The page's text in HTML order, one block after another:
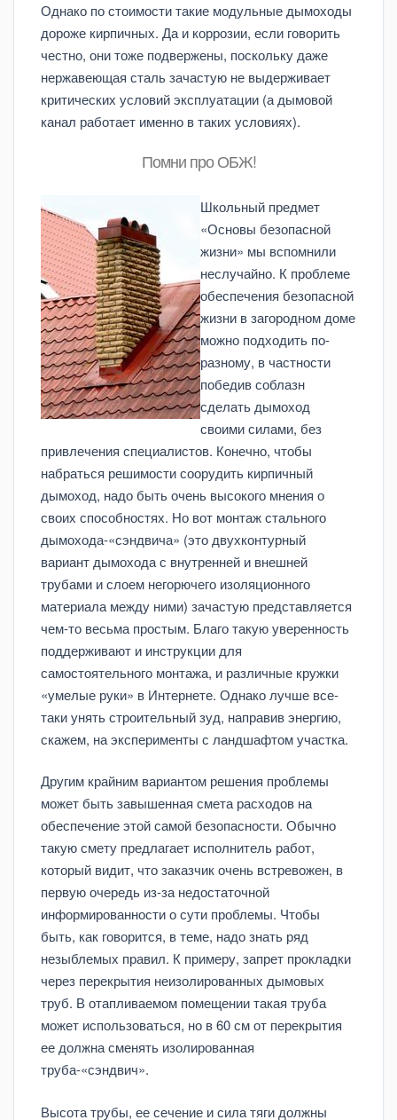
Однако по стоимости такие модульные дымоходы
дороже кирпичных. Да и коррозии, если говорить
честно, они тоже подвержены, поскольку даже
нержавеющая сталь зачастую не выдерживает
критических условий эксплуатации (а дымовой
канал работает именно в таких условиях).
Помни про ОБЖ!
Школьный предмет
«Основы безопасной
жизни» мы вспомнили
неслучайно. К проблеме
обеспечения безопасной
жизни в загородном доме
можно подходить по-
разному, в частности
победив соблазн
сделать дымоход
своими силами, без
привлечения специалистов. Конечно, чтобы
набраться решимости соорудить кирпичный
дымоход, надо быть очень высокого мнения о
своих способностях. Но вот монтаж стального
дымохода-«сэндвича» (это двухконтурный
вариант дымохода с внутренней и внешней
трубами и слоем негорючего изоляционного
материала между ними) зачастую представляется
чем-то весьма простым. Благо такую уверенность
поддерживают и инструкции для
самостоятельного монтажа, и различные кружки
«умелые руки» в Интернете. Однако лучше все-
таки унять строительный зуд, направив энергию,
скажем, на эксперименты с ландшафтом участка.
Другим крайним вариантом решения проблемы
может быть завышенная смета расходов на
обеспечение этой самой безопасности. Обычно
такую смету предлагает исполнитель работ,
который видит, что заказчик очень встревожен, в
первую очередь из-за недостаточной
информированности о сути проблемы. Чтобы
быть, как говорится, в теме, надо знать ряд
незыблемых правил. К примеру, запрет прокладки
через перекрытия неизолированных дымовых
труб. В отапливаемом помещении такая труба
может использоваться, но в 60 см от перекрытия
ее должна сменять изолированная
труба-«сэндвич».
Высота трубы, ее сечение и сила тяги должны